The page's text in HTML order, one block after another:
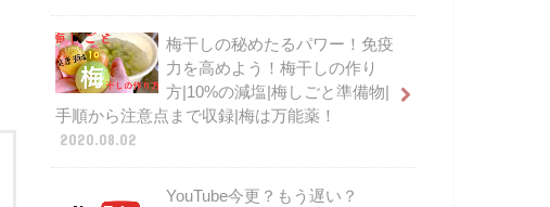
梅干しの秘めたるパワー！免疫
力を高めよう！梅干しの作り
方|10%の減塩|梅しごと準備物|
手順から注意点まで収録|梅は万能薬！
2020.08.02
YouTube今更？もう遅い？